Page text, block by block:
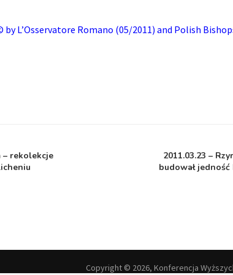
byL’Osservatore Romano (05/2011) and Polish
– rekolekcje
2011.03.23 –
budował
Copyright © 2026, Konferencja